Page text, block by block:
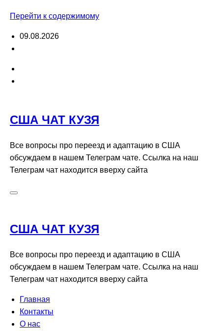
Перейти к содержимому
09.08.2026
США ЧАТ КУЗЯ
Все вопросы про переезд и адаптацию в США
обсуждаем в нашем Телеграм чате. Ссылка на наш
Телеграм чат находится вверху сайта
США ЧАТ КУЗЯ
Все вопросы про переезд и адаптацию в США
обсуждаем в нашем Телеграм чате. Ссылка на наш
Телеграм чат находится вверху сайта
Главная
Контакты
О нас